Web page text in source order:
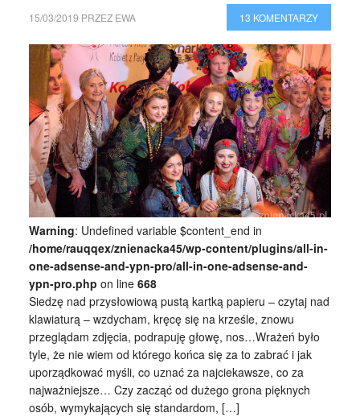
15/03/2019 PRZEZ EWA 13 KOMENTARZY
Warning: Undefined variable $content_end in
/home/rauqqex/znienacka45/wp-content/plugins/all-in-
one-adsense-and-ypn-pro/all-in-one-adsense-and-
ypn-pro.php on line 668
Siedzę nad przysłowiową pustą kartką papieru – czytaj nad
klawiaturą – wzdycham, kręcę się na krześle, znowu
przeglądam zdjęcia, podrapuję głowę, nos…Wrażeń było
tyle, że nie wiem od którego końca się za to zabrać i jak
uporządkować myśli, co uznać za najciekawsze, co za
najważniejsze… Czy zacząć od dużego grona pięknych
osób, wymykających się standardom, […]